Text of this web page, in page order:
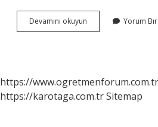
Devamını okuyun
Harfi
Yorum
https://www.ogretmenforum.com.tr
https://karotaga.com.trSitemap